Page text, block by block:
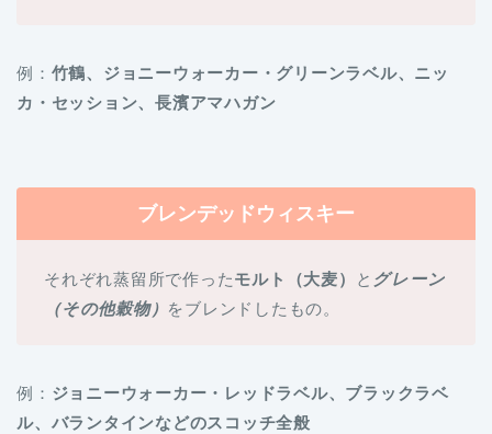
例： 竹鶴、ジョニーウォーカー・グリーンラベル、ニッ
カ・セッション、長濱アマハガン
ブレンデッドウィスキー
それぞれ蒸留所で作ったモルト（大麦） と グレーン
（その他穀物） をブレンドしたもの。
例： ジョニーウォーカー・レッドラベル、ブラックラベ
ル、バランタインなどのスコッチ全般